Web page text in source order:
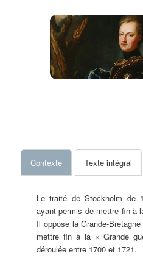
Contexte Texte intégral
Le traité de Stockholm de
ayant permis de mettre fin à
Il oppose la Grande-
mettre fin à la « Grande
déroulée entre 1700 et 1721.